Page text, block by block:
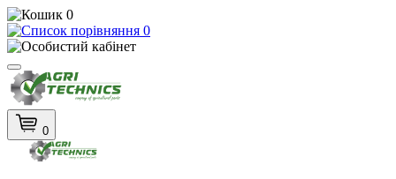
0
0
0